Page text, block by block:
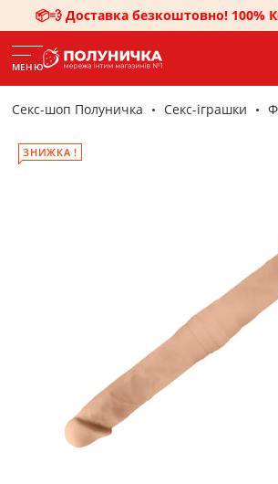
📦💨 Доставка безкоштовно! 100%
МЕНЮ
Секс-шоп Полуничка Секс-iграшки
ЗНИЖКА !